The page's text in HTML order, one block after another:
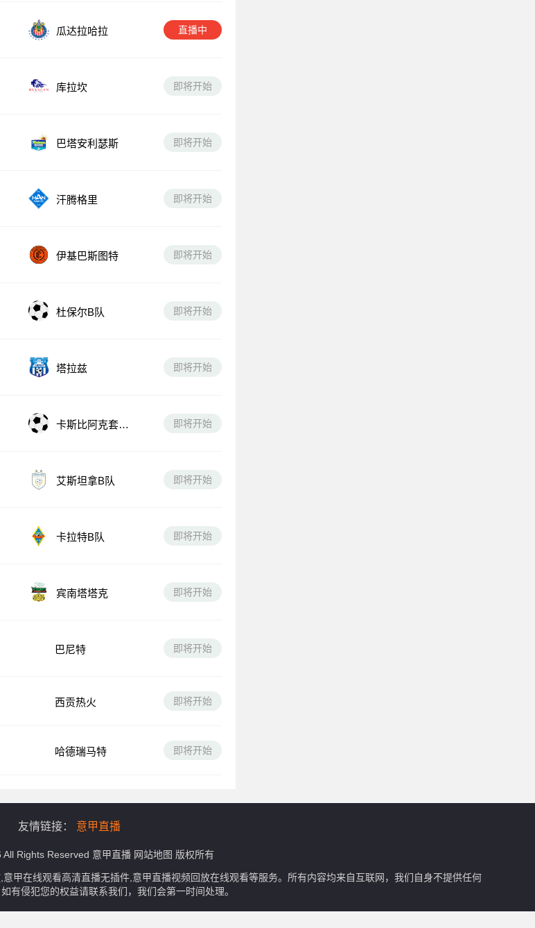
瓜达拉哈拉 直播中
库拉坎 即将开始
巴塔安利瑟斯 即将开始
汗腾格里 即将开始
伊基巴斯图特 即将开始
杜保尔B队 即将开始
塔拉兹 即将开始
卡斯比阿克套B
即将开始
艾斯坦拿B队 即将开始
卡拉特B队 即将开始
宾南塔塔克 即将开始
巴尼特 即将开始
西贡热火 即将开始
甲在线观看高清直播无插件,意甲直播视频回放在线观看等服务。所有内容均来自互联网，我们自身不提供任何